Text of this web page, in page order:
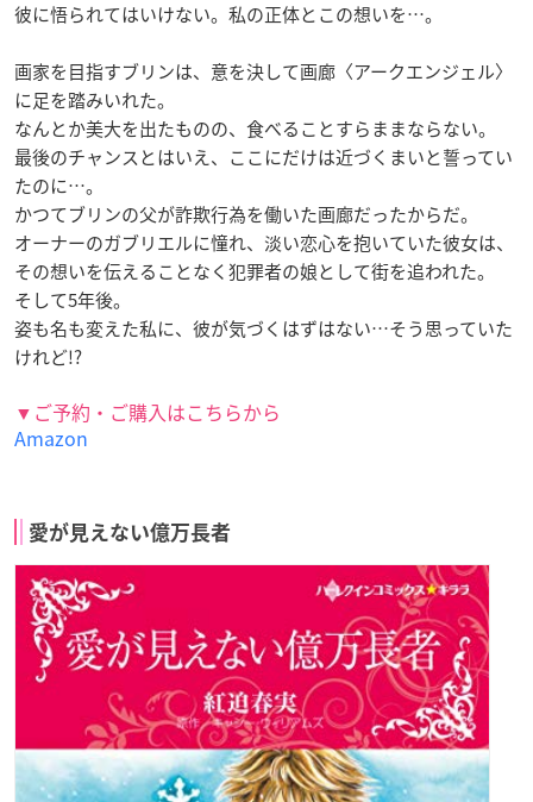
彼に悟られてはいけない。私の正体とこの想いを…。
画家を目指すブリンは、意を決して画廊〈アークエンジェル〉
に足を踏みいれた。
なんとか美大を出たものの、食べることすらままならない。
最後のチャンスとはいえ、ここにだけは近づくまいと誓ってい
たのに…。
かつてブリンの父が詐欺行為を働いた画廊だったからだ。
オーナーのガブリエルに憧れ、淡い恋心を抱いていた彼女は、
その想いを伝えることなく犯罪者の娘として街を追われた。
そして5年後。
姿も名も変えた私に、彼が気づくはずはない…そう思っていた
けれど!?
▼ご予約・ご購入はこちらから
Amazon
愛が見えない億万長者